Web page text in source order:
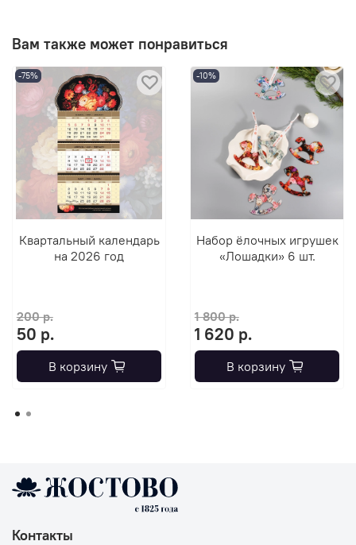
Вам также может понравиться
-75%
Квартальный календарь
на 2026 год
200 р.
50 р.
В корзину
-10%
Набор ёлочных игрушек
«Лошадки» 6 шт.
1 800 р.
1 620 р.
В корзину
Контакты